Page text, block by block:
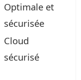
Optimale et
sécurisée
Cloud
sécurisé